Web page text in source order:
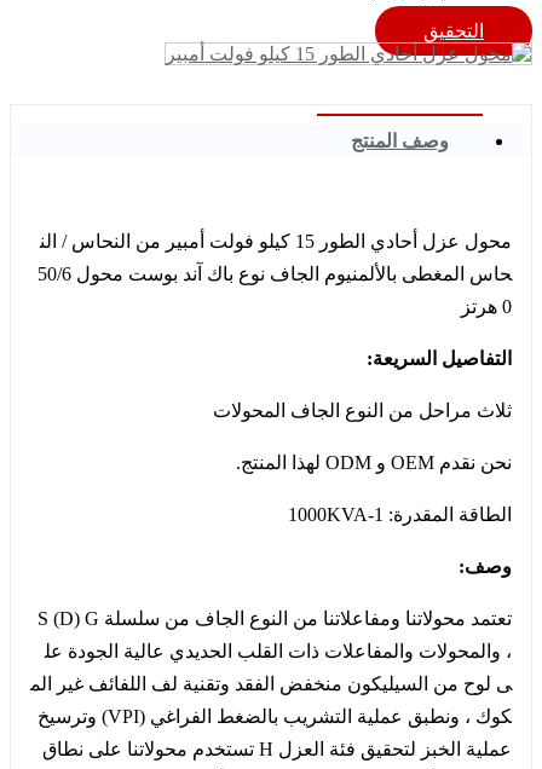
التحقيق
وصف المنتج
محول عزل أحادي الطور 15 كيلو فولت أمبير من النحاس / الن
حاس المغطى بالألمنيوم الجاف نوع باك آند بوست محول 50/6
0 هرتز
التفاصيل السريعة:
ثلاث مراحل من النوع الجاف المحولات
نحن نقدم OEM و ODM لهذا المنتج.
الطاقة المقدرة: 1-1000KVA
وصف:
تعتمد محولاتنا ومفاعلاتنا من النوع الجاف من سلسلة S (D) G
، والمحولات والمفاعلات ذات القلب الحديدي عالية الجودة عل
ى لوح من السيليكون منخفض الفقد وتقنية لف اللفائف غير الم
كوك ، ونطبق عملية التشريب بالضغط الفراغي (VPI) وترسيخ
عملية الخبز لتحقيق فئة العزل H تستخدم محولاتنا على نطاق